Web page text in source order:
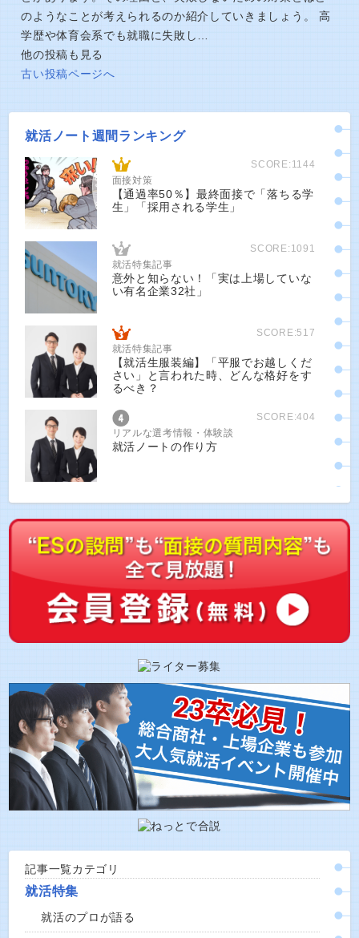
のようなことが考えられるのか紹介していきましょう。 高
学歴や体育会系でも就職に失敗し…
他の投稿も見る
古い投稿ページへ
就活ノート週間ランキング
SCORE:1144
面接対策
【通過率50％】最終面接で「落ちる学
生」「採用される学生」
SCORE:1091
就活特集記事
意外と知らない！「実は上場していな
い有名企業32社」
SCORE:517
就活特集記事
【就活生服装編】「平服でお越しくだ
さい」と言われた時、どんな格好をす
るべき？
SCORE:404
リアルな選考情報・体験談
就活ノートの作り方
記事一覧カテゴリ
就活特集
就活のプロが語る